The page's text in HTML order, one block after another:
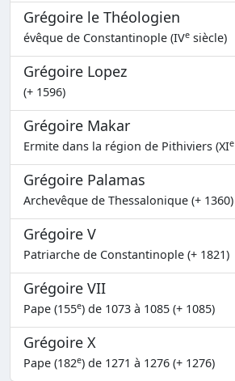
Grégoire le Théologien
évêque de Constantinople (IVe siècle)
Grégoire Lopez
(+ 1596)
Grégoire Makar
Ermite dans la région de Pithiviers (XIe
Grégoire Palamas
Archevêque de Thessalonique (+ 1360)
Grégoire V
Patriarche de Constantinople (+ 1821)
Grégoire VII
Pape (155e) de 1073 à 1085 (+ 1085)
Grégoire X
Pape (182e) de 1271 à 1276 (+ 1276)